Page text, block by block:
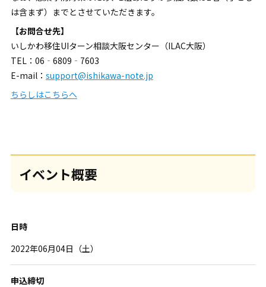
は含まず）までとさせていただきます。
【お問合せ先】
いしかわ移住UIターン相談大阪センター（ILAC大阪）
TEL：06‐6809‐7603
E-mail： support@ishikawa-note.jp
ちらしはこちらへ
イベント概要
日時
2022年06月04日（土）
申込締切